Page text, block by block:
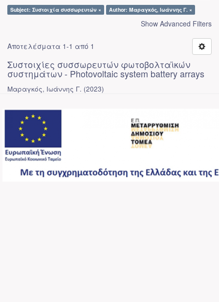
Subject: Συστοιχία συσσωρευτών × Author: Μαραγκός, Ιωάννης Γ. ×
Show Advanced Filters
Αποτελέσματα 1-1 από 1
Συστοιχίες συσσωρευτών φωτοβολταϊκών
συστημάτων - Photovoltaic system battery arrays
Μαραγκός, Ιωάννης Γ. (2023)